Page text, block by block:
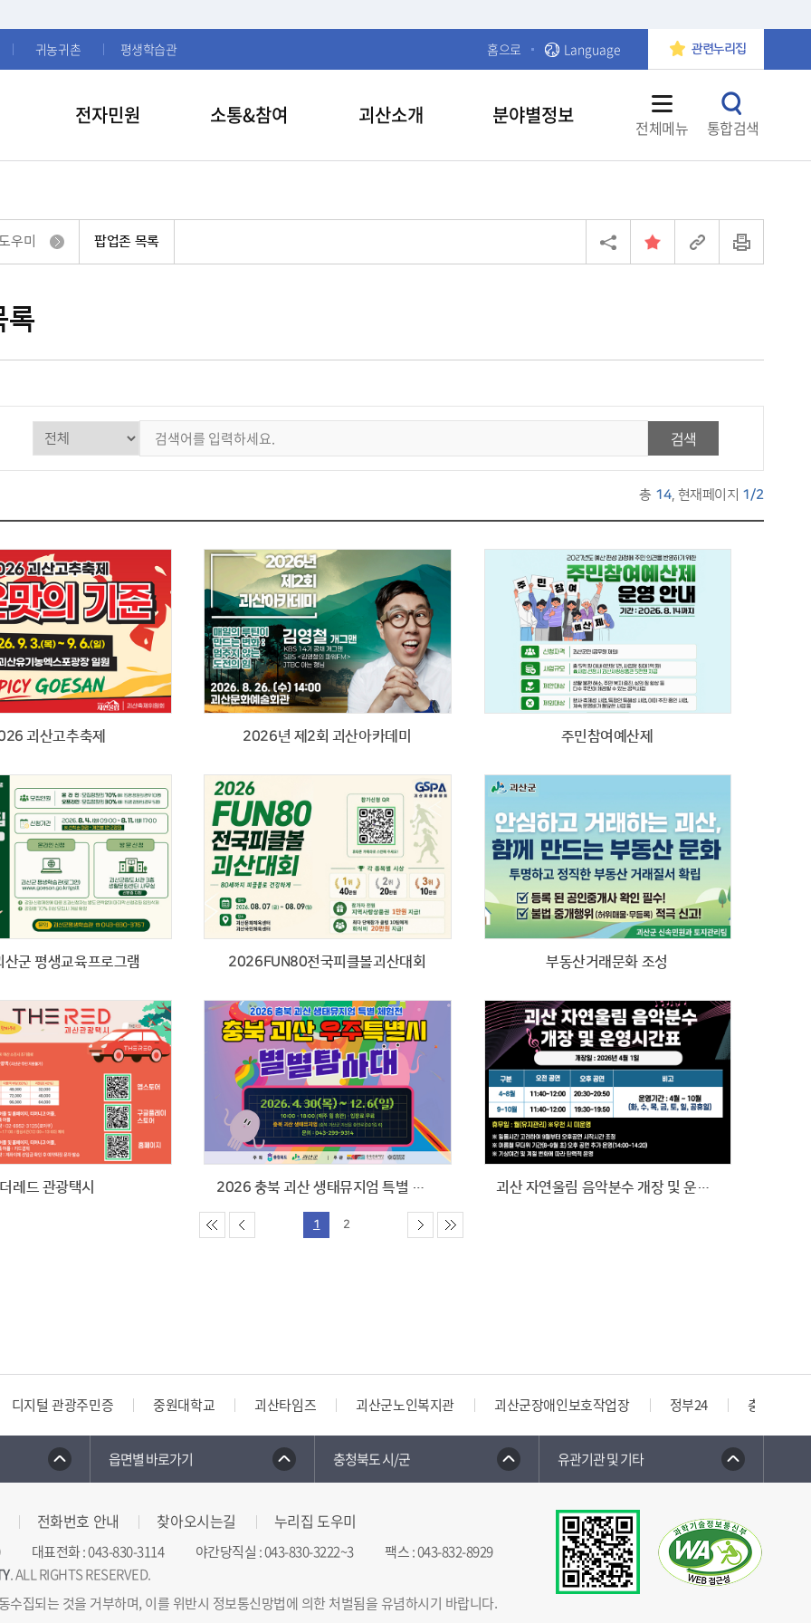
귀농귀촌 평생학습관 홈으로 Language 관련누리집
전자민원 소통&참여 괴산소개 분야별정보 전체메뉴 통합검색
록
우미 팝업존 목록
검색
총 14, 현재페이지 1/2
괴산고추축제 2026년 제2회 괴산아카데미 주민참여예산제
군 평생교육프로그램 2026FUN80전국피클볼괴산대회 부동산거래문화 조성
더레드 관광택시 2026 충북 괴산 생태뮤지엄 특별 체험전 괴산 자연울림 음악분수 개장 및 운영시간표
1 2
디지털 관광주민증 중원대학교 괴산타임즈 괴산군노인복지관 괴산군장애인보호작업장 정부24 충청북도
읍면별 바로가기 충청북도 시/군 유관기관 및 기타
전화번호 안내 찾아오시는길 누리집 도우미
대표전화:043-830-3114 야간당직실 :043-830-3222~3 팩스:043-832-8929
. ALL RIGHTS RESERVED.
수집되는 것을 거부하며, 이를 위반시 정보통신망법에 의한 처벌됨을 유념하시기 바랍니다.